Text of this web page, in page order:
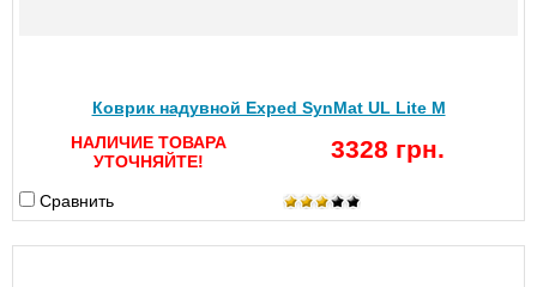
Коврик надувной Exped SynMat UL Lite M
НАЛИЧИЕ ТОВАРА
УТОЧНЯЙТЕ!
3328 грн.
Сравнить